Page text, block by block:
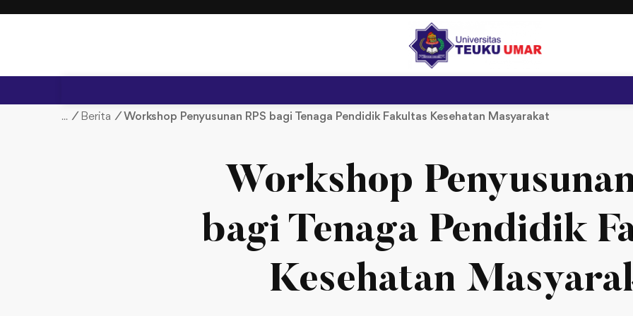
t
/ Berita / Workshop Penyusunan RPS bagi Tenaga Pendidik Fakultas Kesehatan Masyarakat
Workshop
bagi Tenaga Pendidik
Kesehatan